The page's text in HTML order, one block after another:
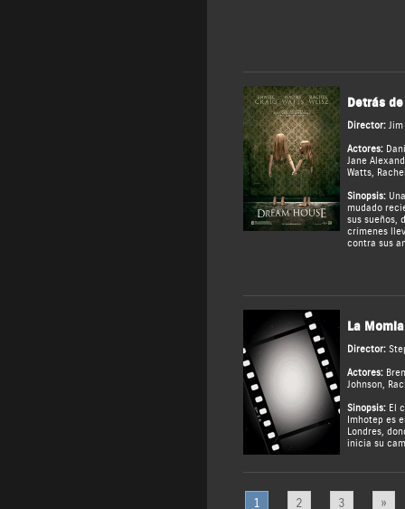
Detrás
Director:
Actores:
Jane
Watts,
Sinopsis:
mudado
sus sueños,
crímenes
contra sus
La
Director:
Actores:
Johnson,
Sinopsis:El
Imhotep es
Londres,
inicia su
1 2 3 »